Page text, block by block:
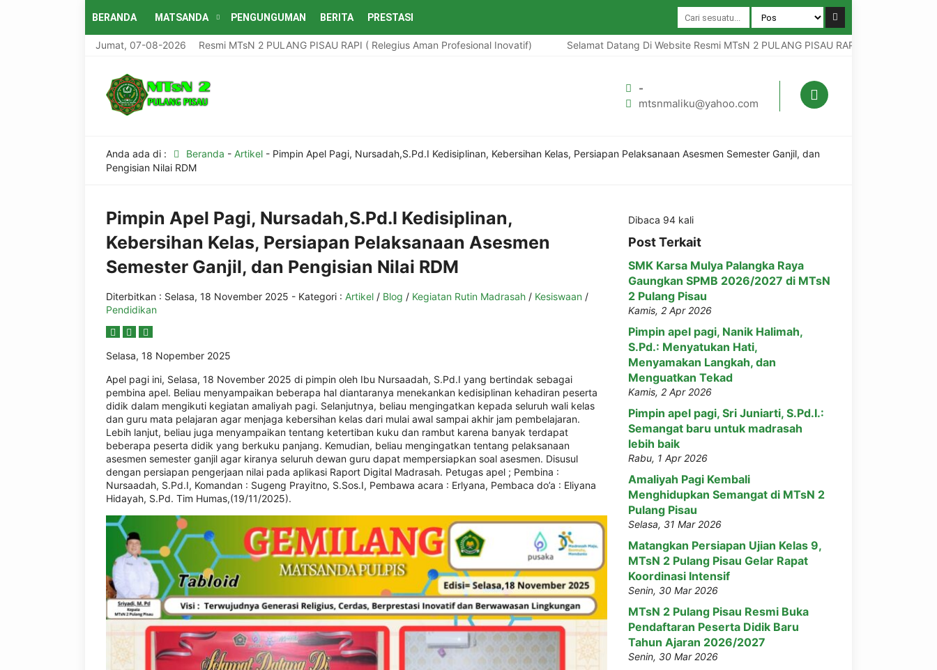
BERANDA MATSANDA PENGUNGUMAN BERITA PRESTASI
Jumat, 07-08-2026
Selamat Datang Di Website Resmi MTsN 2 PULANG PISAU RAPI ( Relegius Aman Profesional Inovatif) Selamat Datang Di Website Resmi MTsN 2 PULANG PISAU RAPI ( Relegius Aman
-
mtsnmaliku@yahoo.com
Anda ada di : Beranda - Artikel- Pimpin Apel Pagi, Nursadah,S.Pd.I Kedisiplinan, Kebersihan Kelas, Persiapan Pelaksanaan Asesmen Semester Ganjil, dan
Pengisian Nilai RDM
Pimpin Apel Pagi, Nursadah,S.Pd.I Kedisiplinan,
Kebersihan Kelas, Persiapan Pelaksanaan Asesmen
Semester Ganjil, dan Pengisian Nilai RDM
Diterbitkan : Selasa, 18 November 2025 - Kategori : Artikel / Blog / Kegiatan Rutin Madrasah / Kesiswaan /
Pendidikan
Selasa, 18 Nopember 2025
Apel pagi ini, Selasa, 18 November 2025 di pimpin oleh Ibu Nursaadah, S.Pd.I yang bertindak sebagai
pembina apel. Beliau menyampaikan beberapa hal diantaranya menekankan kedisiplinan kehadiran peserta
didik dalam mengikuti kegiatan amaliyah pagi. Selanjutnya, beliau mengingatkan kepada seluruh wali kelas
dan guru mata pelajaran agar menjaga kebersihan kelas dari mulai awal sampai akhir jam pembelajaran.
Lebih lanjut, beliau juga menyampaikan tentang ketertiban kuku dan rambut karena banyak terdapat
beberapa peserta didik yang berkuku panjang. Kemudian, beliau mengingatkan tentang pelaksanaan
asesmen semester ganjil agar kiranya seluruh dewan guru dapat mempersiapkan soal asesmen. Disusul
dengan persiapan pengerjaan nilai pada aplikasi Raport Digital Madrasah. Petugas apel ; Pembina :
Nursaadah, S.Pd.I, Komandan : Sugeng Prayitno, S.Sos.I, Pembawa acara : Erlyana, Pembaca do’a : Eliyana
Hidayah, S.Pd. Tim Humas,(19/11/2025).
Dibaca 94 kali
Post Terkait
SMK Karsa Mulya Palangka Raya
Gaungkan SPMB 2026/2027 di MTsN
2 Pulang Pisau
Kamis, 2 Apr 2026
Pimpin apel pagi, Nanik Halimah,
S.Pd.: Menyatukan Hati,
Menyamakan Langkah, dan
Menguatkan Tekad
Kamis, 2 Apr 2026
Pimpin apel pagi, Sri Juniarti, S.Pd.I.:
Semangat baru untuk madrasah
lebih baik
Rabu, 1 Apr 2026
Amaliyah Pagi Kembali
Menghidupkan Semangat di MTsN 2
Pulang Pisau
Selasa, 31 Mar 2026
Matangkan Persiapan Ujian Kelas 9,
MTsN 2 Pulang Pisau Gelar Rapat
Koordinasi Intensif
Senin, 30 Mar 2026
MTsN 2 Pulang Pisau Resmi Buka
Pendaftaran Peserta Didik Baru
Tahun Ajaran 2026/2027
Senin, 30 Mar 2026